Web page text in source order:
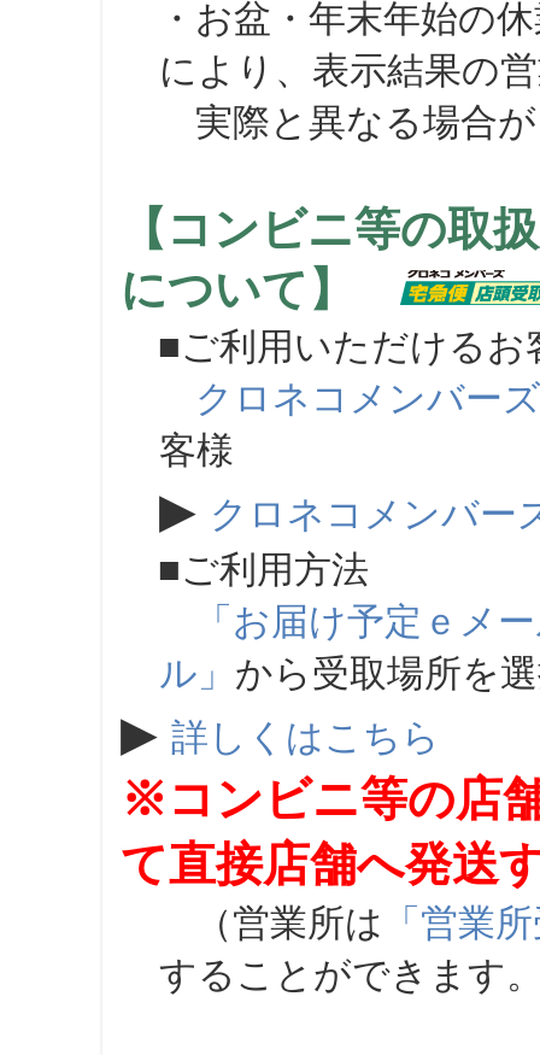
・お盆・年末年始の
により、表示結果の
実際と異なる場合が
【コンビニ等の取
について】
■ご利用いただけるお
クロネコメンバーズ
客様
▶ クロネコメンバー
■ご利用方法
「お届け予定ｅメ
ル」 から受取場所を
▶ 詳しくはこちら
※コンビニ等の店
て直接店舗へ発送
（営業所は 「営業
することができます